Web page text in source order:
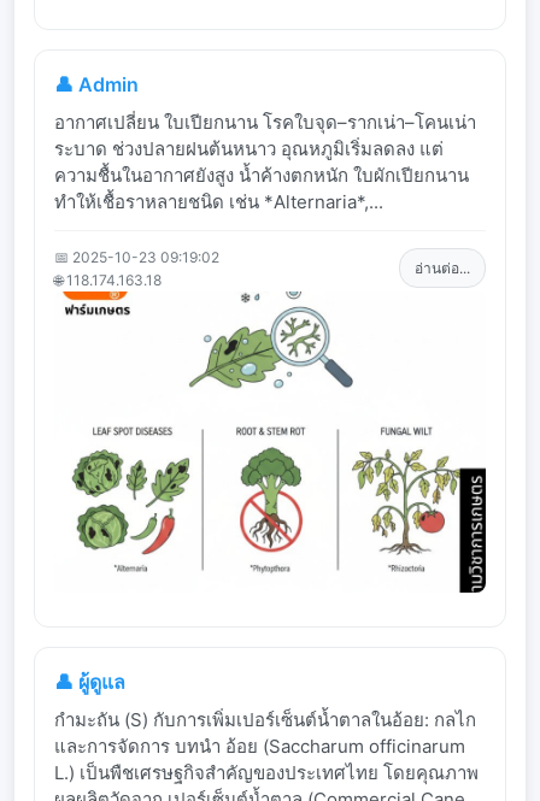
👤 Admin
อากาศเปลี่ยน ใบเปียกนาน โรคใบจุด–รากเน่า–โคนเน่า
ระบาด ช่วงปลายฝนต้นหนาว อุณหภูมิเริ่มลดลง แต่
ความชื้นในอากาศยังสูง น้ำค้างตกหนัก ใบผักเปียกนาน
ทำให้เชื้อราหลายชนิด เช่น *Alternaria*,...
📅 2025-10-23 09:19:02
🌐 118.174.163.18
อ่านต่อ...
👤 ผู้ดูแล
กำมะถัน (S) กับการเพิ่มเปอร์เซ็นต์น้ำตาลในอ้อย: กลไก
และการจัดการ บทนำ อ้อย (Saccharum officinarum
L.) เป็นพืชเศรษฐกิจสำคัญของประเทศไทย โดยคุณภาพ